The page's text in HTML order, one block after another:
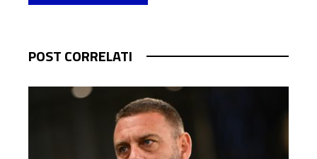
POST CORRELATI